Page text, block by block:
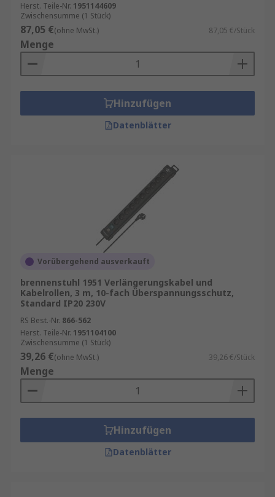
Herst. Teile-Nr. 1951144609
Zwischensumme (1 Stück)
87,05 €(ohne MwSt.) 87,05 €/Stück
Menge
Hinzufügen
Datenblätter
Vorübergehend ausverkauft
brennenstuhl 1951 Verlängerungskabel und
Kabelrollen, 3 m, 10-fach Überspannungsschutz,
Standard IP20 230V
RS Best.-Nr. 866-562
Herst. Teile-Nr. 1951104100
Zwischensumme (1 Stück)
39,26 €(ohne MwSt.) 39,26 €/Stück
Menge
Hinzufügen
Datenblätter